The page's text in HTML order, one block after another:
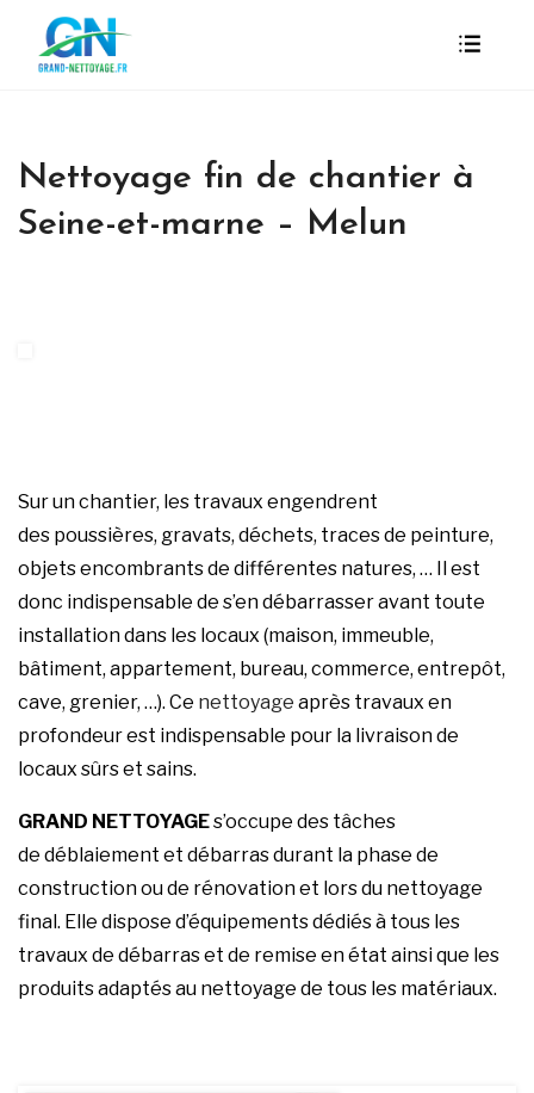
Nettoyage fin de chantier à
Seine-et-marne – Melun
Sur un chantier, les travaux engendrent
des poussières, gravats, déchets, traces de peinture,
objets encombrants de différentes natures, … Il est
donc indispensable de s’en débarrasser avant toute
installation dans les locaux (maison, immeuble,
bâtiment, appartement, bureau, commerce, entrepôt,
cave, grenier, …). Ce nettoyage après travaux en
profondeur est indispensable pour la livraison de
locaux sûrs et sains.
GRAND NETTOYAGEs’occupe des tâches
de déblaiement et débarras durant la phase de
construction ou de rénovation et lors du nettoyage
final. Elle dispose d’équipements dédiés à tous les
travaux de débarras et de remise en état ainsi que les
produits adaptés au nettoyage de tous les matériaux.